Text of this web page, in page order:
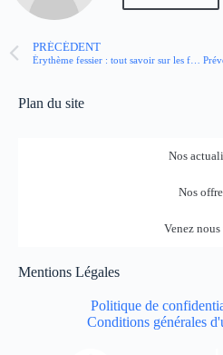
PRÉCÉDENT
Plan du site
Nos
Nos
Venez
Mentions Légales
Politique de
Conditions générales